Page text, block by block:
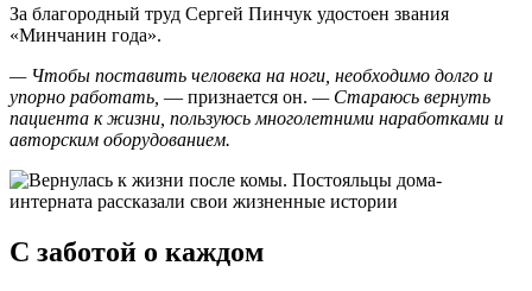
За благородный труд Сергей Пинчук удостоен звания
«Минчанин года».
— Чтобы поставить человека на ноги, необходимо долго и
упорно работать, — признается он. — Стараюсь вернуть
пациента к жизни, пользуюсь многолетними наработками и
авторским оборудованием.
С заботой о каждом